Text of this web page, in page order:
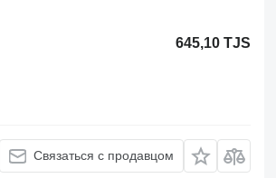
645,10 TJS
Связаться с продавцом